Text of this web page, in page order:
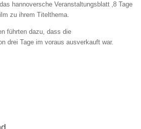
hannoversche Veranstaltungsblatt ‚8 Tage
zu ihrem Titelthema.
führten dazu, dass die
drei Tage im voraus ausverkauft war.